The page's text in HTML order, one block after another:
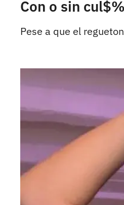
Con o sin
Pese a que el